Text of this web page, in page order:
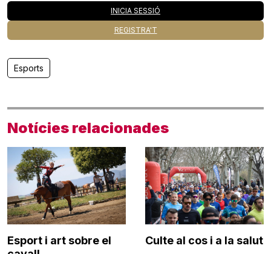
INICIA SESSIÓ
REGISTRA'T
Esports
Notícies relacionades
Esport i art sobre el
Culte al cos i a la salut